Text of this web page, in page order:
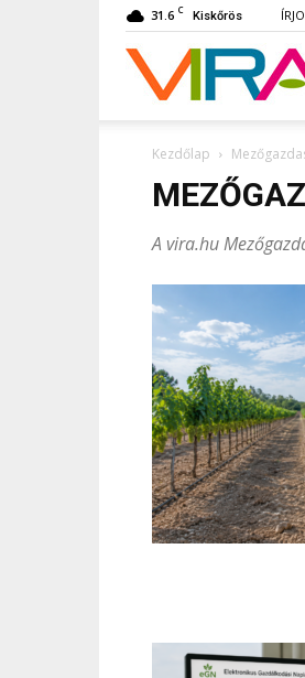
31.6 C Kiskőrös
VIRA
Kezdőlap
A vira.hu